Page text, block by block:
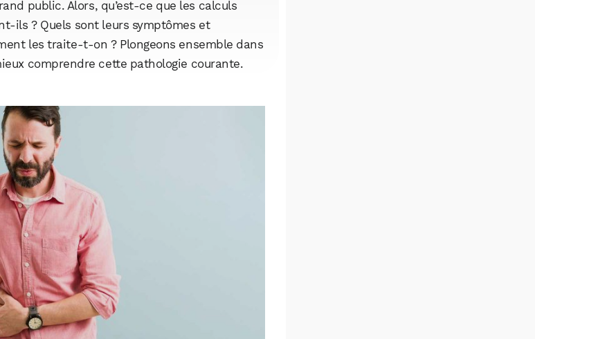
public. Alors, qu’est-ce que les calculs
ils ? Quels sont leurs symptômes et
les traite-t-on ? Plongeons ensemble dans
comprendre cette pathologie courante.